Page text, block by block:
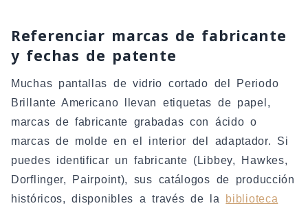
Referenciar marcas de fabricante
y fechas de patente
Muchas pantallas de vidrio cortado del Periodo
Brillante Americano llevan etiquetas de papel,
marcas de fabricante grabadas con ácido o
marcas de molde en el interior del adaptador. Si
puedes identificar un fabricante (Libbey, Hawkes,
Dorflinger, Pairpoint), sus catálogos de producción
históricos, disponibles a través de la biblioteca